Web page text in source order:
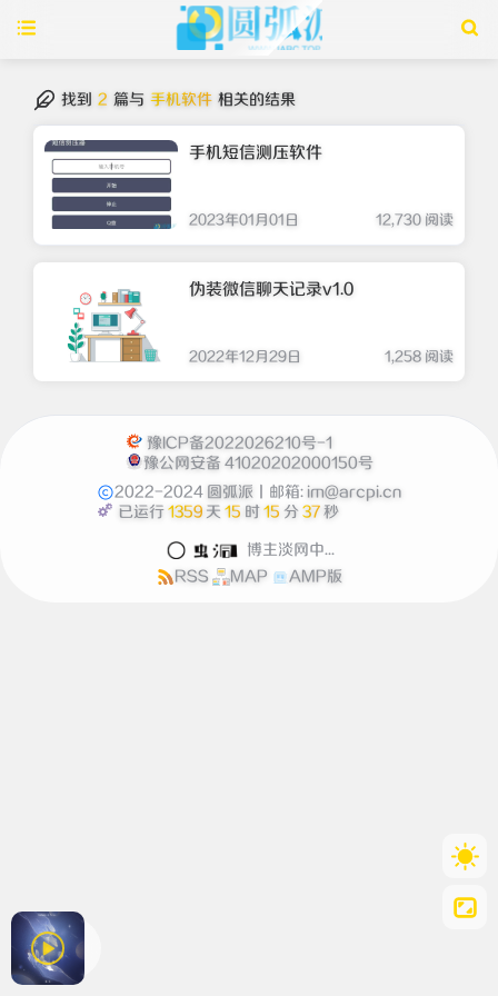
找到 2 篇与 手机软件 相关的结果
手机短信测压软件
2023年01月01日 12,730 阅读
伪装微信聊天记录v1.0
2022年12月29日 1,258 阅读
豫ICP备2022026210号-1
豫公网安备 41020202000150号
2022-2024 圆弧派 丨邮箱: im@arcpi.cn
已运行1359 天 15 时15 分37秒
博主淡网中...
RSS
MAP AMP版